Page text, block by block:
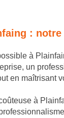
:
à
un
en maîtrisant
à